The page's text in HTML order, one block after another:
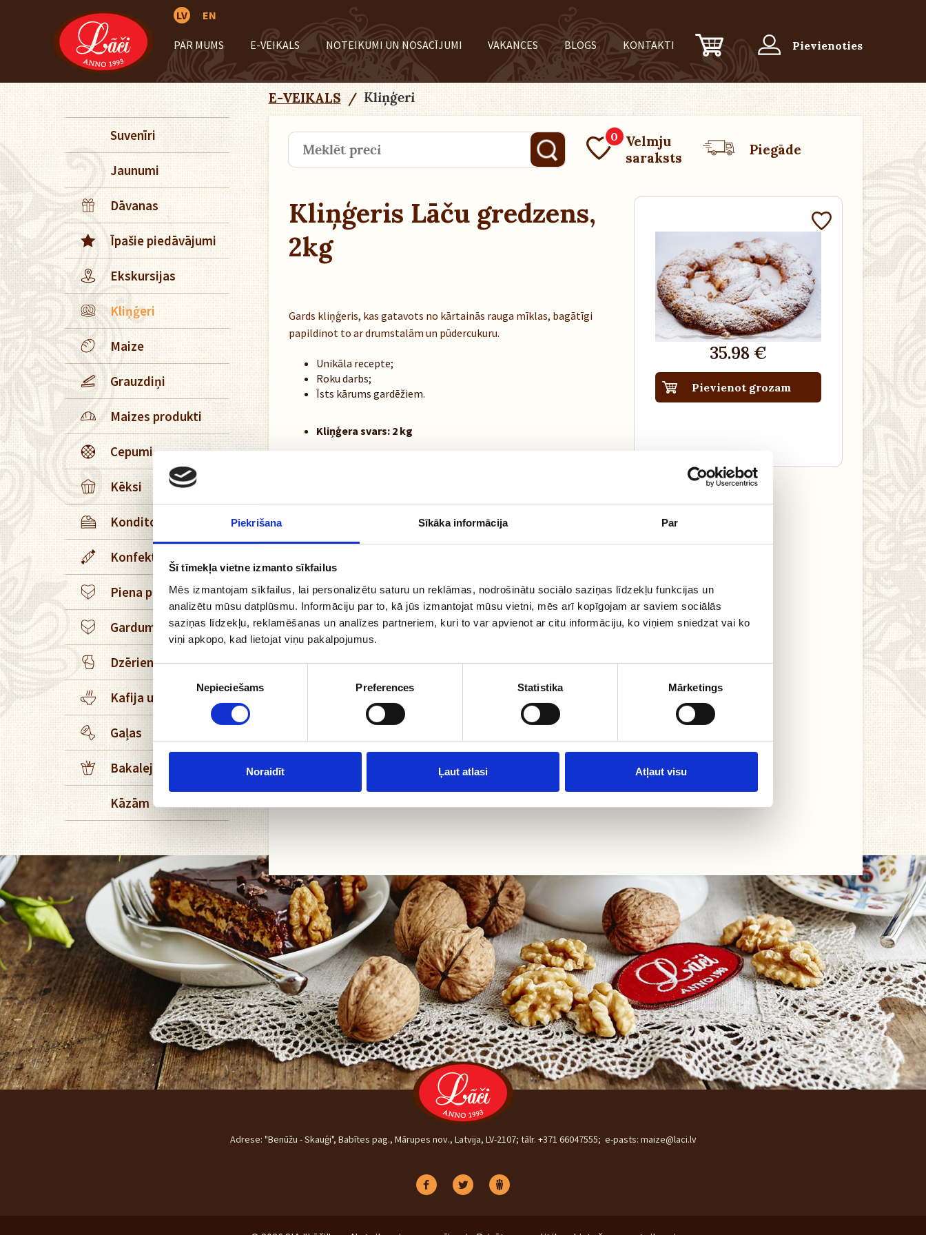
Piekrišana Sīkāka informācija Par
Šī tīmekļa vietne izmanto sīkfailus
Mēs izmantojam sīkfailus, lai personalizētu saturu un reklāmas, nodrošinātu sociālo saziņas līdzekļu funkcijas un
analizētu mūsu datplūsmu. Informāciju par to, kā jūs izmantojat mūsu vietni, mēs arī kopīgojam ar saviem sociālās
saziņas līdzekļu, reklamēšanas un analīzes partneriem, kuri to var apvienot ar citu informāciju, ko viņiem sniedzat vai ko
viņi apkopo, kad lietojat viņu pakalpojumus.
Piekrišanas
Nepieciešams Preferences Statistika Mārketings
Noraidīt Ļaut atlasi Atļaut visu
LV EN
PAR MUMS E-VEIKALS NOTEIKUMI UN NOSACĪJUMI VAKANCES BLOGS KONTAKTI Pievienoties
Suvenīri
Jaunumi
Dāvanas
Īpašie piedāvājumi
Ekskursijas
Kliņģeri
Maize
Grauzdiņi
Maizes produkti
Cepumi
Kēksi
Konditoreja
Konfektes
Piena produkti
Gardumi
Dzērieni
Kafija un tēja
Gaļas
Bakaleja
Kāzām
E-VEIKALS /Kliņģeri
0
Velmju
saraksts
Piegāde
Kliņģeris Lāču gredzens,
2kg
Gards kliņģeris, kas gatavots no kārtainās rauga mīklas, bagātīgi
papildinot to ar drumstalām un pūdercukuru.
Unikāla recepte;
Roku darbs;
Īsts kārums gardēžiem.
Kliņģera svars: 2 kg
+ Sastāvdaļas
+ Uzturvērtība
+ Uzglabāšanas noteikumi
+ Alergēni
EAN kods
35.98 €
Pievienot grozam
Adrese: "Benūžu - Skauģi", Babītes pag., Mārupes nov., Latvija, LV-2107; tālr. +371 66047555; e-pasts: maize@laci.lv